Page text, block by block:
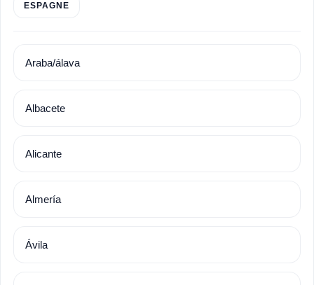
ESPAGNE
Araba/álava
Albacete
Alicante
Almería
Ávila